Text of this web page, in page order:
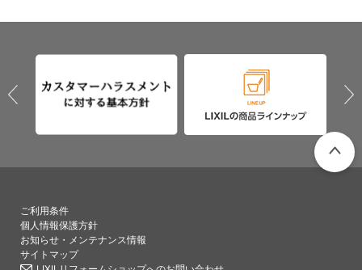
ご利用条件
個人情報保護方針
お知らせ・メンテナンス情報
サイトマップ